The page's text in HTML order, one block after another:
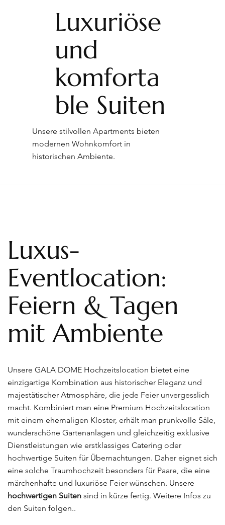
Luxuriöse
und
komforta
ble Suiten
Unsere stilvollen Apartments bieten
modernen Wohnkomfort in
historischen Ambiente.
Luxus-
Eventlocation:
Feiern & Tagen
mit Ambiente
Unsere GALA DOME Hochzeitslocation bietet eine
einzigartige Kombination aus historischer Eleganz und
majestätischer Atmosphäre, die jede Feier unvergesslich
macht. Kombiniert man eine Premium Hochzeitslocation
mit einem ehemaligen Kloster, erhält man prunkvolle Säle,
wunderschöne Gartenanlagen und gleichzeitig exklusive
Dienstleistungen wie erstklassiges Catering oder
hochwertige Suiten für Übernachtungen. Daher eignet sich
eine solche Traumhochzeit besonders für Paare, die eine
märchenhafte und luxuriöse Feier wünschen. Unsere
hochwertigen Suiten sind in kürze fertig. Weitere Infos zu
den Suiten folgen..